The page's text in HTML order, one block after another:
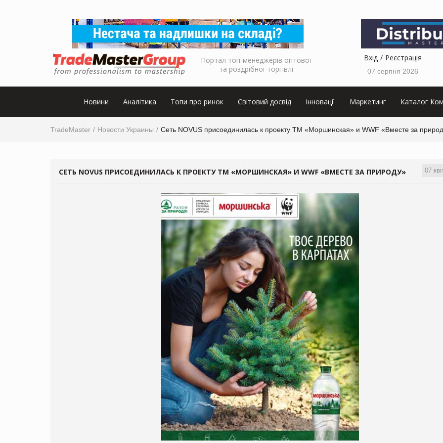
Портал топ-менеджерів оптової
та роздрібної торгівлі
Вхід Реєстрація
07 серпня 2026
Новини Аналітика Топи про ринок Світовий досвід Інновації Маркетинг Каталог
TradeMaster Новости Украины Сеть NOVUS присоединилась к проекту ТМ «Моршинская» и WWF «Вместе за
07
СЕТЬ NOVUS ПРИСОЕДИНИЛАСЬ К ПРОЕКТУ ТМ «МОРШИНСКАЯ» И WWF «ВМЕСТЕ ЗА ПРИРОДУ»